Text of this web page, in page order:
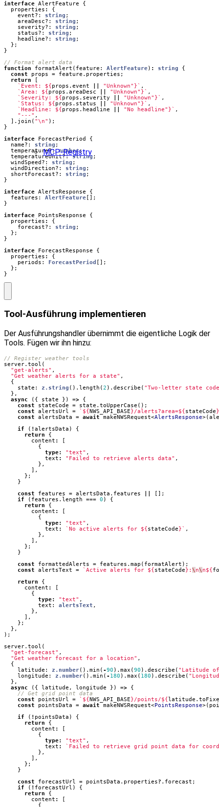
MCP-Registry
interface AlertFeature
{
properties :
{
event? : string ;
areaDesc? : string ;
severity? : string ;
status? : string ;
headline? : string ;
};
}
function
formatAlert ( feature : AlertFeature) : string
{
const
props = feature . properties ;
return
[
`Event: ${props . event "Unknown" }` ,
`Area: ${props . areaDesc "Unknown" }` ,
`Severity: ${props . severity "Unknown" }` ,
`Status: ${props . status "Unknown" }` ,
`Headline: ${props . headline "No headline" }` ,
"---" ,
]. join ( "\n" );
}
interface
ForecastPeriod
{
name? : string ;
temperature?: number;
temperatureUnit?: string ;
windSpeed? : string ;
windDirection? : string ;
shortForecast? : string ;
}
interface AlertsResponse
{
features : AlertFeature [];
}
interface
PointsResponse
{
properties :
{
forecast? : string ;
};
}
interface
ForecastResponse
{
properties :
{
periods : ForecastPeriod [];
};
}
Tool‑Ausführung implementieren
Der Ausführungshandler übernimmt die eigentliche Logik der
Tools. Fügen wir ihn hinzu:
server. tool (
"get-alerts" ,
"Get weather alerts for a state" ,
{
state : z.string (). length (2 ). describe ( "Two-letter state
},
async
({ state }) =>
{
const
stateCode = state . toUpperCase ();
const
alertsUrl = ` ${NWS_API_BASE}/alerts?area=${stateCode}
const
alertsData = await makeNWSRequest<AlertsResponse>(
if
( ! alertsData )
{
return
{
content :
[
{
type: "text" ,
text : "Failed to retrieve alerts data" ,
},
],
};
}
const
features = alertsData . features
[];
if
( features . length === 0 )
{
return
{
content :
[
{
type: "text" ,
text : `No active alerts for ${stateCode}` ,
},
],
};
}
const
formattedAlerts = features . map ( formatAlert );
const
alertsText = `Active alerts for ${stateCode} : \ n\ n${
return
{
content :
[
{
type: "text" ,
text : alertsText ,
},
],
};
},
);
server. tool (
"get-forecast" ,
"Get weather forecast for a location" ,
{
latitude : z.number(). min ( -90 ). max (90 ). describe ( "Latitude
longitude : z.number(). min ( - 180 ). max ( 180 ). describe (
},
async
({ latitude , longitude }) =>
{
const
pointsUrl = ` ${NWS_API_BASE}/points/${latitude .
const
pointsData = await makeNWSRequest<PointsResponse>(
if
( ! pointsData )
{
return
{
content :
[
{
type: "text" ,
text :
`Failed to retrieve grid point data for
},
],
};
}
const
forecastUrl = pointsData . properties? . forecast ;
if
( ! forecastUrl )
{
return
{
content :
[
{